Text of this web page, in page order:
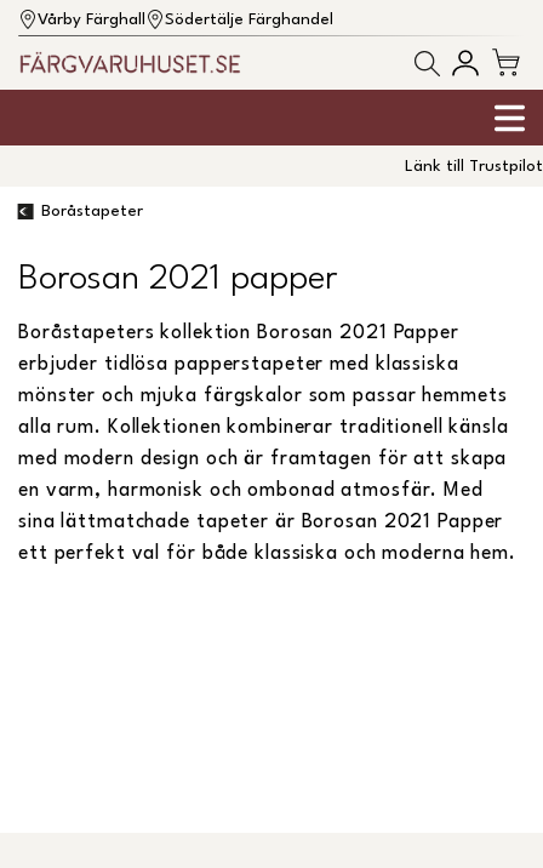
Vårby Färghall Södertälje Färghandel
Länk till Trustpilot
Boråstapeter
Borosan 2021 papper
Boråstapeters kollektion Borosan 2021 Papper
erbjuder tidlösa papperstapeter med klassiska
mönster och mjuka färgskalor som passar hemmets
alla rum. Kollektionen kombinerar traditionell känsla
med modern design och är framtagen för att skapa
en varm, harmonisk och ombonad atmosfär. Med
sina lättmatchade tapeter är Borosan 2021 Papper
ett perfekt val för både klassiska och moderna hem.